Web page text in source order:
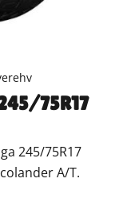
75R17
245/75R17
A/T.